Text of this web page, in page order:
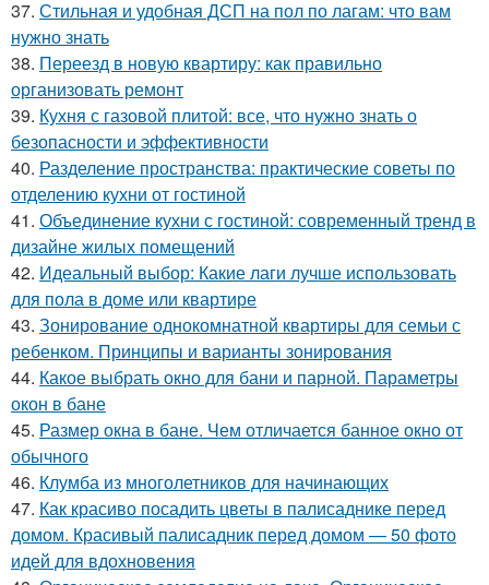
37. Стильная и удобная ДСП на пол по лагам: что вам
нужно знать
38. Переезд в новую квартиру: как правильно
организовать ремонт
39. Кухня с газовой плитой: все, что нужно знать о
безопасности и эффективности
40. Разделение пространства: практические советы по
отделению кухни от гостиной
41. Объединение кухни с гостиной: современный тренд в
дизайне жилых помещений
42. Идеальный выбор: Какие лаги лучше использовать
для пола в доме или квартире
43. Зонирование однокомнатной квартиры для семьи с
ребенком. Принципы и варианты зонирования
44. Какое выбрать окно для бани и парной. Параметры
окон в бане
45. Размер окна в бане. Чем отличается банное окно от
обычного
46. Клумба из многолетников для начинающих
47. Как красиво посадить цветы в палисаднике перед
домом. Красивый палисадник перед домом — 50 фото
идей для вдохновения